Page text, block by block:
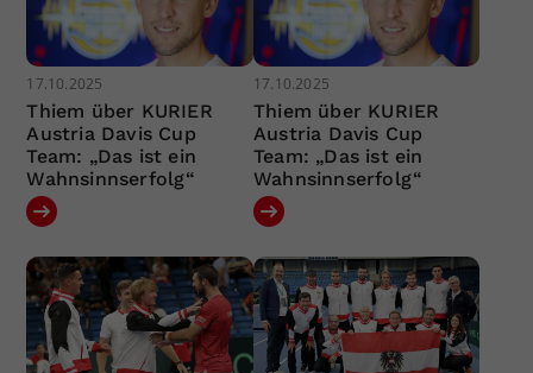
17.10.2025
Thiem über KURIER
Austria Davis Cup
Team: „Das ist ein
Wahnsinnserfolg“
17.10.2025
Thiem über KURIER
Austria Davis Cup
Team: „Das ist ein
Wahnsinnserfolg“